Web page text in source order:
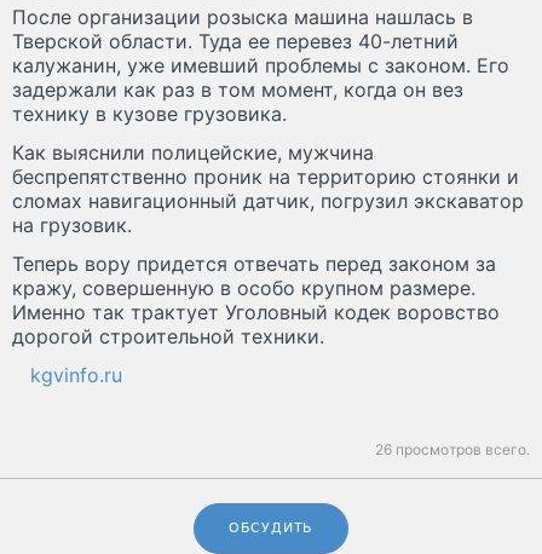
После организации розыска машина нашлась в
Тверской области. Туда ее перевез 40-летний
калужанин, уже имевший проблемы с законом. Его
задержали как раз в том момент, когда он вез
технику в кузове грузовика.
Как выяснили полицейские, мужчина
беспрепятственно проник на территорию стоянки и
сломах навигационный датчик, погрузил экскаватор
на грузовик.
Теперь вору придется отвечать перед законом за
кражу, совершенную в особо крупном размере.
Именно так трактует Уголовный кодек воровство
дорогой строительной техники.
kgvinfo.ru
26 просмотров всего.
ОБСУДИТЬ